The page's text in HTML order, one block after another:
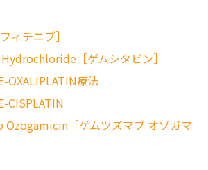
ィチニブ］
［ゲムシタビン］
OXALIPLATIN療法
CISPLATIN
［ゲムツズマブ オゾガマ